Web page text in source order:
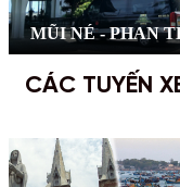
MŨI NÉ - PHAN
CÁC TUYẾN